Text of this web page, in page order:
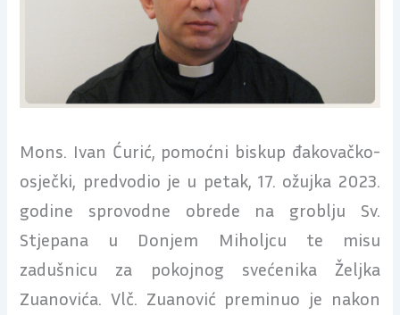
Mons. Ivan Ćurić, pomoćni biskup đakovačko-
osječki, predvodio je u petak, 17. ožujka 2023.
godine sprovodne obrede na groblju Sv.
Stjepana u Donjem Miholjcu te misu
zadušnicu za pokojnog svećenika Željka
Zuanovića. Vlč. Zuanović preminuo je nakon